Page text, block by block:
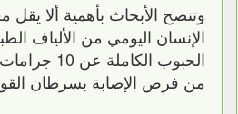
وتنصح الأبحاث بأهمية ألا يقل
الإنسان اليومي من الألياف
من فرص الإصابة بسرطان